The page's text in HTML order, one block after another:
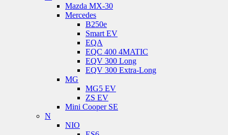
Mazda MX-30
Mercedes
B250e
Smart EV
EQA
EQC 400 4MATIC
EQV 300 Long
EQV 300 Extra-Long
MG
MG5 EV
ZS EV
Mini Cooper SE
N
NIO